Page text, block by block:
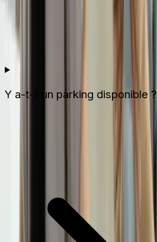
Y a-t-il un parking disponible ?